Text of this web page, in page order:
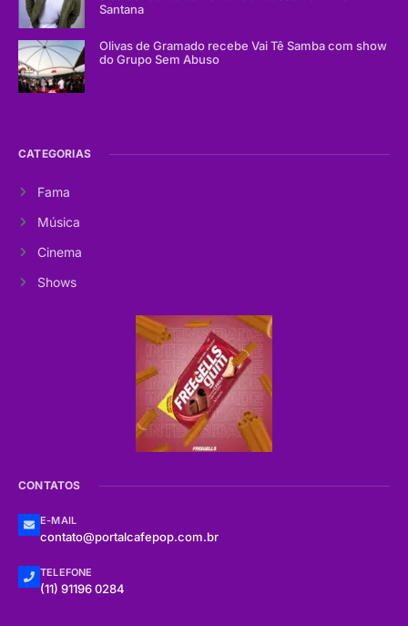
Santana
Olivas de Gramado recebe Vai Tê Samba com show
do Grupo Sem Abuso
CATEGORIAS
Fama
Música
Cinema
Shows
CONTATOS
E-MAIL
contato@portalcafepop.com.br
TELEFONE
(11) 91196 0284